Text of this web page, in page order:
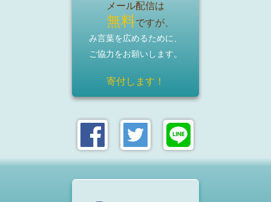
メール配信は
無料ですが、
み言葉を広めるために、
ご協力をお願いします。
寄付します！